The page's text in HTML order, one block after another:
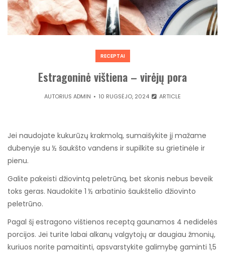
RECEPTAI
Estragoninė vištiena – virėjų pora
AUTORIUSADMIN 10 RUGSĖJO, 2024 ARTICLE
Jei naudojate kukurūzų krakmolą, sumaišykite jį mažame
dubenyje su ½ šaukšto vandens ir supilkite su grietinėle ir
pienu.
Galite pakeisti džiovintą peletrūną, bet skonis nebus beveik
toks geras. Naudokite 1 ½ arbatinio šaukštelio džiovinto
peletrūno.
Pagal šį estragono vištienos receptą gaunamos 4 nedidelės
porcijos. Jei turite labai alkanų valgytojų ar daugiau žmonių,
kuriuos norite pamaitinti, apsvarstykite galimybę gaminti 1,5